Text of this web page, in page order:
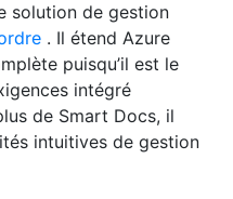
solution de gestion
. Il étend Azure
puisqu’il est le
intégré
de Smart Docs, il
intuitives de gestion